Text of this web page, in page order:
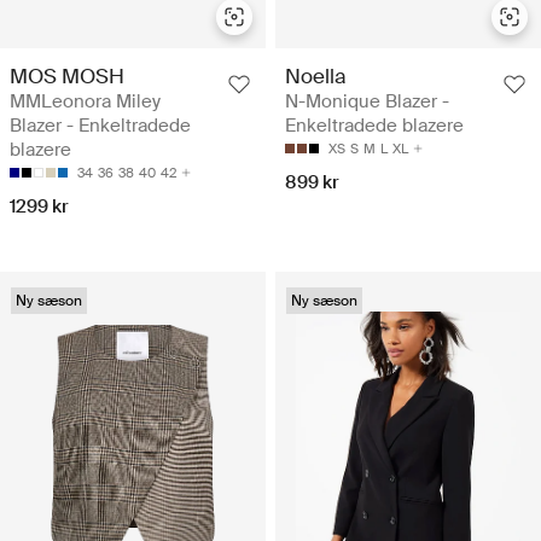
MOS MOSH
MMLeonora Miley
Blazer - Enkeltradede
blazere
34 36 38 40 42
1299 kr
Noella
N-Monique Blazer -
Enkeltradede blazere
XS S M L XL
899 kr
Ny sæson Ny sæson